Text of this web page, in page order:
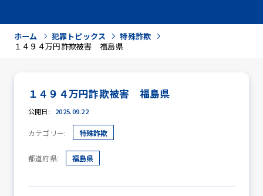
防犯活動ニュース
ホーム 犯罪トピックス
特殊詐欺
１４９４万円詐欺被害 福島県
１４９４万円詐欺被害 福島県
公開日: 2025.09.22
カテゴリー: 特殊詐欺
都道府県: 福島県